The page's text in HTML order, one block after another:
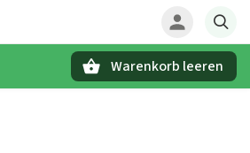
Warenkorb leeren